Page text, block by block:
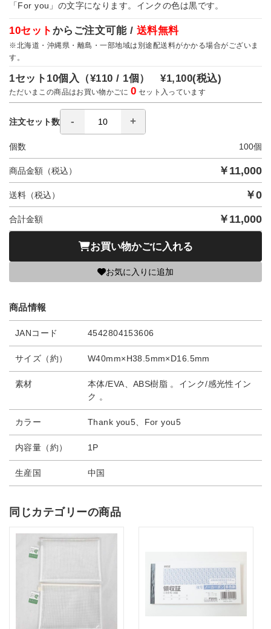
「For you」の文字になります。インクの色は黒です。
10セット からご注文可能 / 送料無料
※北海道・沖縄県・離島・一部地域は別途配送料がかかる場合がございま
す。
1セット10個入（¥110 / 1個）¥1,100(税込)
ただいまこの商品はお買い物かごに0 セット入っています
注文セット数
個数 100個
商品金額（税込） ￥ 11,000
送料（税込） ￥0
合計金額 ￥ 11,000
お買い物かごに入れる
お気に入りに追加
商品情報
JANコード 4542804153606
サイズ（約） W40mm×H38.5mm×D16.5mm
素材
本体/EVA、ABS樹脂 。インク/感光性イン
ク 。
カラー Thank you5、For you5
内容量（約） 1P
生産国 中国
同じカテゴリーの商品